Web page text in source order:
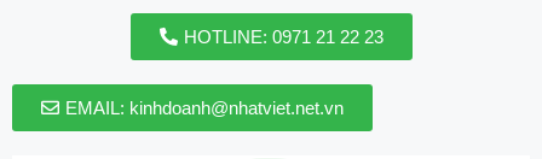
HOTLINE: 0971 21 22 23
EMAIL: kinhdoanh@nhatviet.net.vn